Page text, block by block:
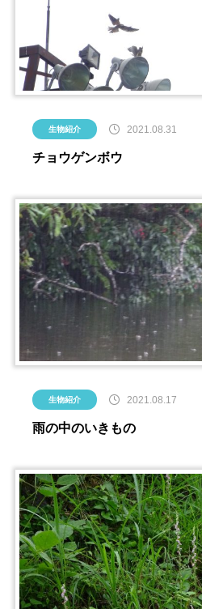
生物紹介 2021.08.31
チョウゲンボウ
生物紹介 2021.08.17
雨の中のいきもの